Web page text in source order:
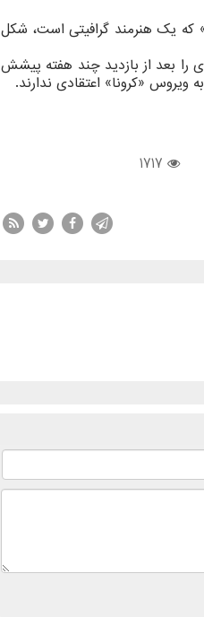
که یک هنرمند گرافیتی است، شکل
را بعد از بازدید چند هفته پیشش
«کرونا» اعتقادی ندارند.
1717